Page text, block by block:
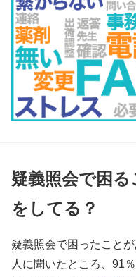
疑義照会で困
をしてる？
疑義照会で困ったこと
人に聞いたところ、91